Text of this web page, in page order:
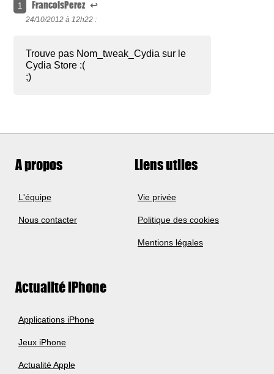
1 FrancoisPerez ↩
24/10/2012 à 12h22 :
Trouve pas Nom_tweak_Cydia sur le
Cydia Store :(
;)
A propos
L'équipe
Nous contacter
Liens utiles
Vie privée
Politique des cookies
Mentions légales
Actualité iPhone
Applications iPhone
Jeux iPhone
Actualité Apple